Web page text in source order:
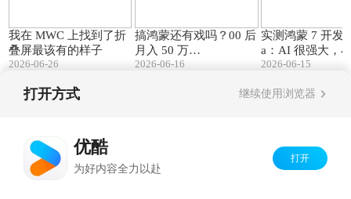
我在 MWC 上找到了折
叠屏最该有的样子
2026-06-26
搞鸿蒙还有戏吗？00 后
月入 50 万…
2026-06-16
实测鸿蒙 7 开发
a：AI 很强大，
能干
2026-06-15
打开方式 继续使用浏览器
优酷
为好内容全力以赴
打开